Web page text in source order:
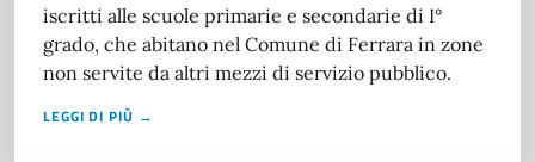
iscritti alle scuole primarie e secondarie di I°
grado, che abitano nel Comune di Ferrara in zone
non servite da altri mezzi di servizio pubblico.
LEGGI DI PIÙ →